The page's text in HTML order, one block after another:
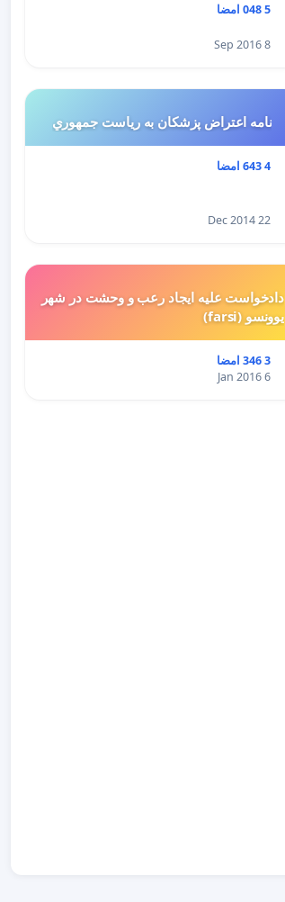
5 048 امضا
8 Sep 2016
نامه اعتراض پزشكان به رياست جمهوري
4 643 امضا
22 Dec 2014
دادخواست علیه ایجاد رعب و وحشت در شهر
یوونسو (farsi)
3 346 امضا
6 Jan 2016